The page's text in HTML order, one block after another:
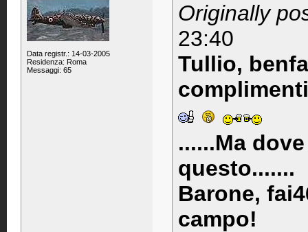
Data registr.: 14-03-2005
Residenza: Roma
Messaggi: 65
Originally
23:40
Tullio,
......Ma
questo.......
Barone,
campo!